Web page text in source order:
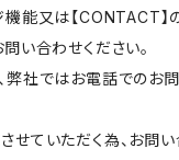
機能又は【CONTACT】
い合わせください。
弊社ではお電話でのお
せていただく為、お問